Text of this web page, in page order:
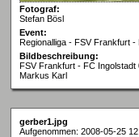
Fotograf:
Stefan Bösl
Event:
Regionalliga - FSV Frankfurt -
Bildbeschreibung:
FSV Frankfurt - FC Ingolstadt
Markus Karl
gerber1.jpg
Aufgenommen: 2008-05-25